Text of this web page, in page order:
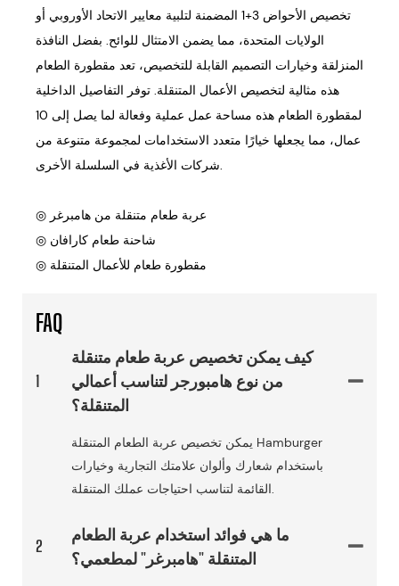
تخصيص الأحواض 3+1 المضمنة لتلبية معايير الاتحاد الأوروبي أو
الولايات المتحدة، مما يضمن الامتثال للوائح. بفضل النافذة
المنزلقة وخيارات التصميم القابلة للتخصيص، تعد مقطورة الطعام
هذه مثالية لتخصيص الأعمال المتنقلة. توفر التفاصيل الداخلية
لمقطورة الطعام هذه مساحة عمل عملية وفعالة لما يصل إلى 10
عمال، مما يجعلها خيارًا متعدد الاستخدامات لمجموعة متنوعة من
شركات الأغذية في السلسلة الأخرى.
◎ شاحنة طعام كارافان
◎ مقطورة طعام للأعمال المتنقلة
FAQ
1
كيف يمكن تخصيص عربة طعام متنقلة
من نوع هامبورجر لتناسب أعمالي
المتنقلة؟
يمكن تخصيص عربة الطعام المتنقلة Hamburger
باستخدام شعارك وألوان علامتك التجارية وخيارات
القائمة لتناسب احتياجات عملك المتنقلة.
2
ما هي فوائد استخدام عربة الطعام
المتنقلة "هامبرغر" لمطعمي؟